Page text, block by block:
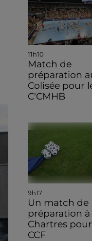
11h10
Match de
préparation
Colisée pour
C'CMHB
9h17
Un match de
préparation à
Chartres
CCF